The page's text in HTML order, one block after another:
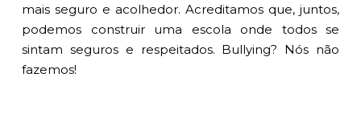
mais seguro e acolhedor. Acreditamos que, juntos,
podemos construir uma escola onde todos se
sintam seguros e respeitados. Bullying? Nós não
fazemos!